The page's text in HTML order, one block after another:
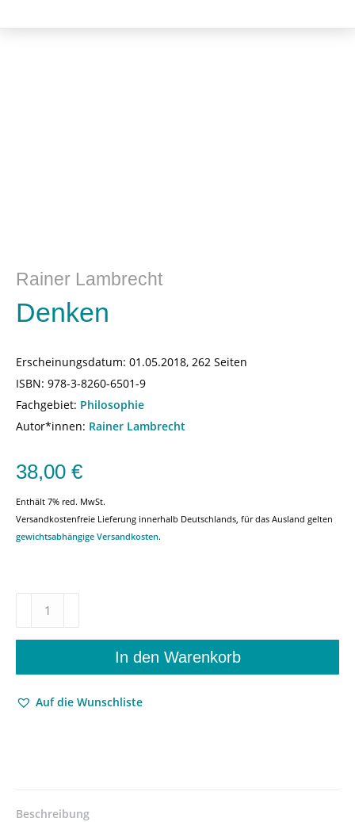
Rainer Lambrecht
Denken
Erscheinungsdatum: 01.05.2018, 262 Seiten
ISBN: 978-3-8260-6501-9
Fachgebiet: Philosophie
Autor*innen: Rainer Lambrecht
38,00 €
Enthält 7% red. MwSt.
Versandkostenfreie Lieferung innerhalb Deutschlands, für das Ausland gelten
gewichtsabhängige Versandkosten.
–
9783826065019
9
In den Warenkorb
Auf die Wunschliste
Beschreibung